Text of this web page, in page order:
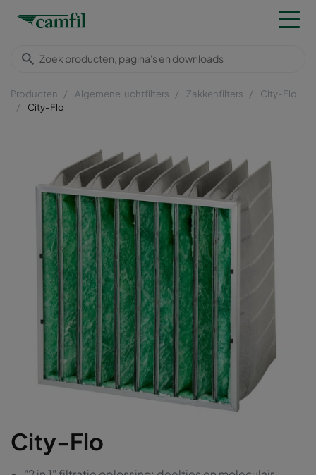
Producten Algemene luchtfilters Zakkenfilters
City-Flo
City-Flo
City-Flo